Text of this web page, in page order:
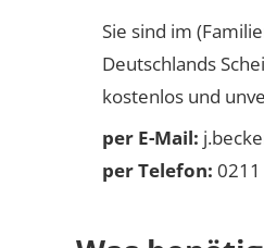
Sie sind im
Deutschlands
kostenlos und
per E-Mail:
per Telefon: